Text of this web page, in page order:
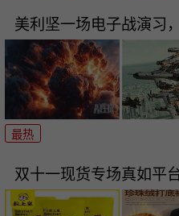
美利坚一场电子战演习
最热
双十一现货专场真如平